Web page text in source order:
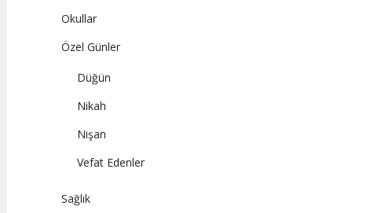
Okullar
Özel Günler
Düğün
Nikah
Nişan
Vefat Edenler
Sağlık